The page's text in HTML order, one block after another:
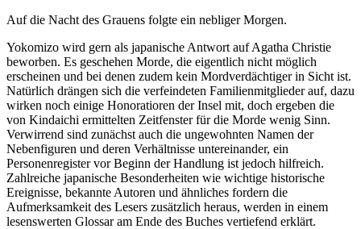
Auf die Nacht des Grauens folgte ein nebliger Morgen.
Yokomizo wird gern als japanische Antwort auf Agatha Christie
beworben. Es geschehen Morde, die eigentlich nicht möglich
erscheinen und bei denen zudem kein Mordverdächtiger in Sicht ist.
Natürlich drängen sich die verfeindeten Familienmitglieder auf, dazu
wirken noch einige Honoratioren der Insel mit, doch ergeben die
von Kindaichi ermittelten Zeitfenster für die Morde wenig Sinn.
Verwirrend sind zunächst auch die ungewohnten Namen der
Nebenfiguren und deren Verhältnisse untereinander, ein
Personenregister vor Beginn der Handlung ist jedoch hilfreich.
Zahlreiche japanische Besonderheiten wie wichtige historische
Ereignisse, bekannte Autoren und ähnliches fordern die
Aufmerksamkeit des Lesers zusätzlich heraus, werden in einem
lesenswerten Glossar am Ende des Buches vertiefend erklärt.